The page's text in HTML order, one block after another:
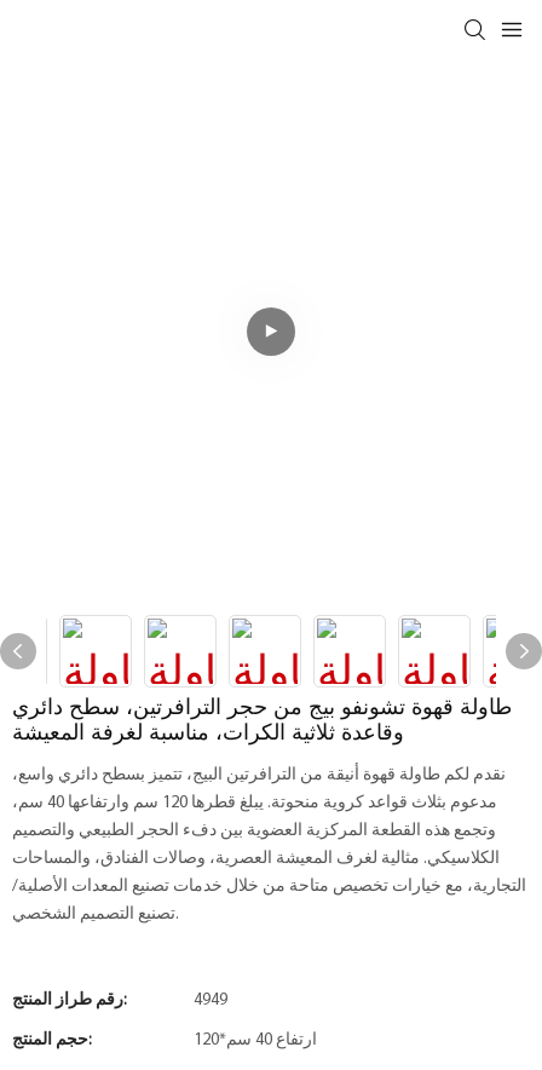
طاولة قهوة تشونفو بيج من حجر الترافرتين، سطح دائري
وقاعدة ثلاثية الكرات، مناسبة لغرفة المعيشة
نقدم لكم طاولة قهوة أنيقة من الترافرتين البيج، تتميز بسطح دائري واسع،
مدعوم بثلاث قواعد كروية منحوتة. يبلغ قطرها 120 سم وارتفاعها 40 سم،
وتجمع هذه القطعة المركزية العضوية بين دفء الحجر الطبيعي والتصميم
الكلاسيكي. مثالية لغرف المعيشة العصرية، وصالات الفنادق، والمساحات
التجارية، مع خيارات تخصيص متاحة من خلال خدمات تصنيع المعدات الأصلية/
تصنيع التصميم الشخصي.
رقم طراز المنتج: 4949
حجم المنتج: 120*ارتفاع 40 سم